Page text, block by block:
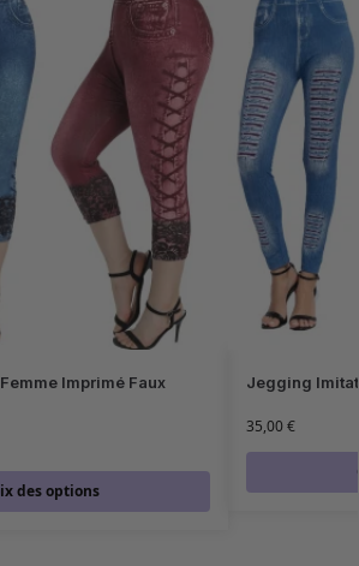
Imprimé Faux
des options
Jegging
35,00€